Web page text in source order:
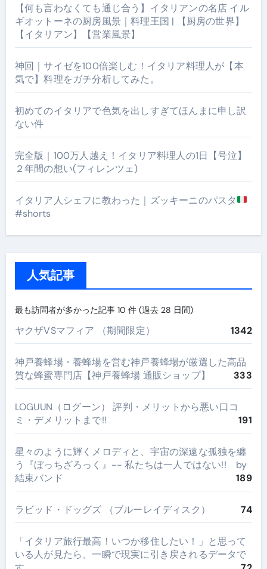
【何も言わなくても通じ合う】イタリアンの名店 イル
ギオットーネの厨房風景｜料理王国 | 【厨房の世界】
【イタリアン】【営業風景】
神回｜サイゼを100倍楽しむ！イタリア料理人が【本
気で】料理をガチ分析してみた。
初めてのイタリアで色気を出しすぎてほんまに申し訳
ない件
完全版｜100万人越え！イタリア料理人の1日【号泣】
２年間の想い(フィレンツェ)
イタリア人シェフに教わった｜ズッキーニのパスタ
#shorts
人気記事
最も訪問者が多かった記事 10 件 (過去 28 日間)
ヤクザVSマフィア （期間限定） 1342
神戸養蜂場・養蜂場を営む神戸養蜂場が厳選した高品
質な蜂蜜専門店【神戸養蜂場 通販ショップ】
333
LOGUUN（ログーン） 評判・メリットから悪い口コ
ミ・デメリットまで!!
191
星々のように輝くメロディと、宇宙の深遠な孤独を纏
う『ぼっちざろっく』-- 私たちは一人ではない!! by
結束バンド
189
ラビッド・ドッグズ （ブルーレイディスク） 74
​「イタリア旅行最高！いつか移住したい！」と思って
いる人が見たら、一瞬で現実に引き戻されるデータで